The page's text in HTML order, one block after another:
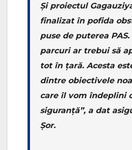
Și proiectul
finalizat în pofida
puse de puterea
parcuri ar trebui să
tot în țară. Acesta
dintre obiectivele
care îl vom îndeplini
siguranță”, a dat
Șor.